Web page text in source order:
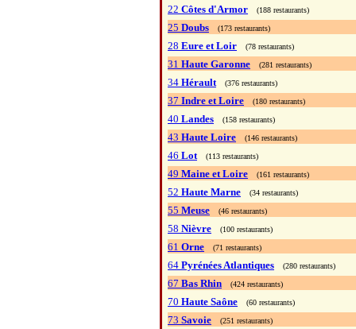
22 Côtes d'Armor (188 restaurants)
25 Doubs (173 restaurants)
28 Eure et Loir (78 restaurants)
31 Haute Garonne (281 restaurants)
34 Hérault (376 restaurants)
37 Indre et Loire (180 restaurants)
40 Landes (158 restaurants)
43 Haute Loire (146 restaurants)
46 Lot (113 restaurants)
49 Maine et Loire (161 restaurants)
52 Haute Marne (34 restaurants)
55 Meuse (46 restaurants)
58 Nièvre (100 restaurants)
61 Orne (71 restaurants)
64 Pyrénées Atlantiques (280 restaurants)
67 Bas Rhin (424 restaurants)
70 Haute Saône (60 restaurants)
73 Savoie (251 restaurants)